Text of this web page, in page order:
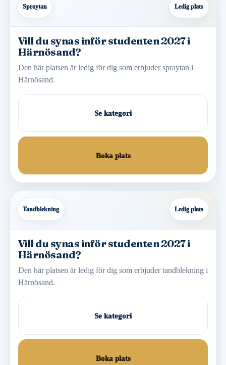
Spraytan Ledig plats
Vill du synas inför studenten 2027 i
Härnösand?
Den här platsen är ledig för dig som erbjuder spraytan i
Härnösand.
Se kategori
Boka plats
Tandblekning Ledig plats
Vill du synas inför studenten 2027 i
Härnösand?
Den här platsen är ledig för dig som erbjuder tandblekning i
Härnösand.
Se kategori
Boka plats